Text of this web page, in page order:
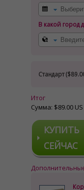
В какой город
Стандарт (
Итог
Сумма: $89.00 US
КУПИТЬ
СЕЙЧАС